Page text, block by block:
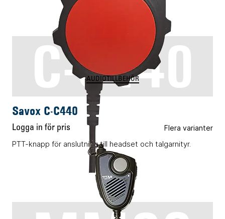
C-C440
AUDIOTILLBEHÖR
Savox C-C440
Logga in för pris Flera varianter
PTT-knapp för anslutning till headset och talgarnityr.